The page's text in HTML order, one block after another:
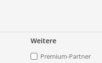
Weitere
Premium-Partner